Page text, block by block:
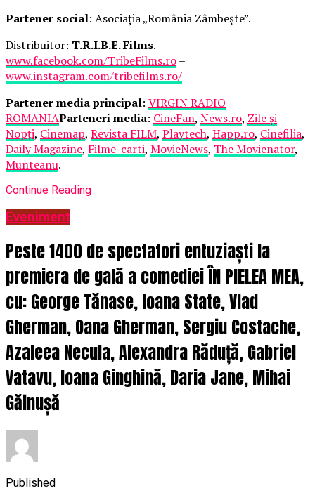
Partener social: Asociația „România Zâmbește”.
Distribuitor: T.R.I.B.E. Films.
www.facebook.com/TribeFilms.ro–
www.instagram.com/tribefilms.ro/
Partener media principal: VIRGIN RADIO
ROMANIAParteneri media: CineFan, News.ro, Zile și
Nopți, Cinemap, Revista FILM, Playtech, Happ.ro, Cinefilia,
Daily Magazine, Filme-carti, MovieNews, The Movienator,
Munteanu.
Continue Reading
Eveniment
Peste 1400 de spectatori entuziaști la
premiera de gală a comediei ÎN PIELEA MEA,
cu: George Tănase, Ioana State, Vlad
Gherman, Oana Gherman, Sergiu Costache,
Azaleea Necula, Alexandra Răduță, Gabriel
Vatavu, Ioana Ginghină, Daria Jane, Mihai
Găinușă
Published